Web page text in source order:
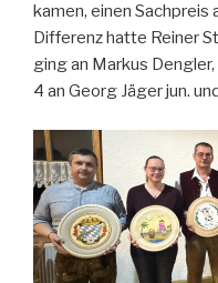
kamen, einen
Differenz hatte Reiner
ging an Markus
4 an Georg Jäger jun.